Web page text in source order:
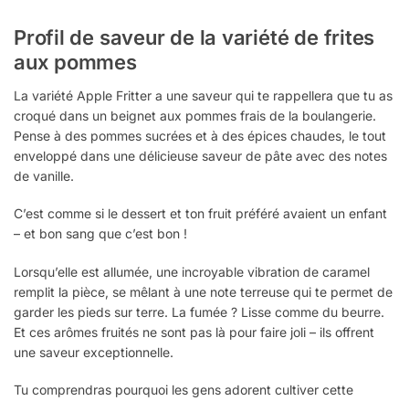
Profil de saveur de la variété de frites
aux pommes
La variété Apple Fritter a une saveur qui te rappellera que tu as
croqué dans un beignet aux pommes frais de la boulangerie.
Pense à des pommes sucrées et à des épices chaudes, le tout
enveloppé dans une délicieuse saveur de pâte avec des notes
de vanille.
C’est comme si le dessert et ton fruit préféré avaient un enfant
– et bon sang que c’est bon !
Lorsqu’elle est allumée, une incroyable vibration de caramel
remplit la pièce, se mêlant à une note terreuse qui te permet de
garder les pieds sur terre. La fumée ? Lisse comme du beurre.
Et ces arômes fruités ne sont pas là pour faire joli – ils offrent
une saveur exceptionnelle.
Tu comprendras pourquoi les gens adorent cultiver cette